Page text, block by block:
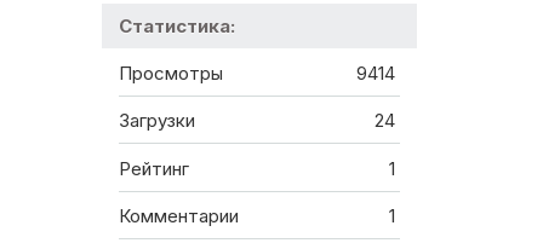
Статистика:
Просмотры 9414
Загрузки 24
Рейтинг 1
Комментарии 1